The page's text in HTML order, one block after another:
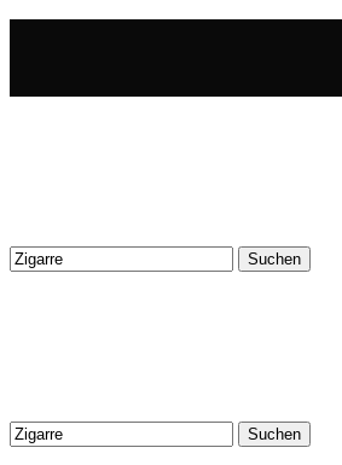
Suchen
nach:
Suchen
nach: